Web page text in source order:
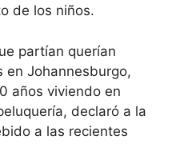
de los niños.
partían querían
en Johannesburgo,
años viviendo en
declaró a la
a las recientes